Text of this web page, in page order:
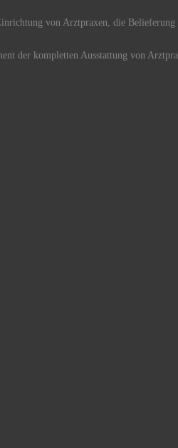
von Arztpraxen, die
der kompletten Ausstattung von